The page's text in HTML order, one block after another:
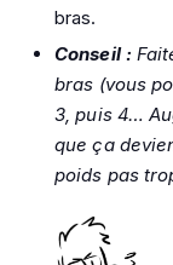
bras.
Conseil :
bras (vous
3, puis 4…
que ça
poids pas